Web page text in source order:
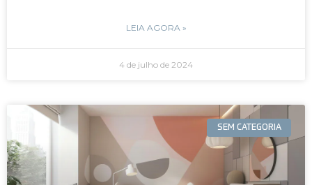
LEIA AGORA »
4 de julho de 2024
SEM CATEGORIA